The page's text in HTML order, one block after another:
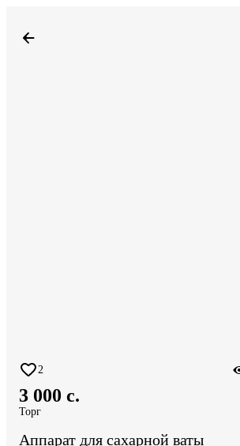
2
3 000 c.
Торг
Аппарат для сахарной ваты